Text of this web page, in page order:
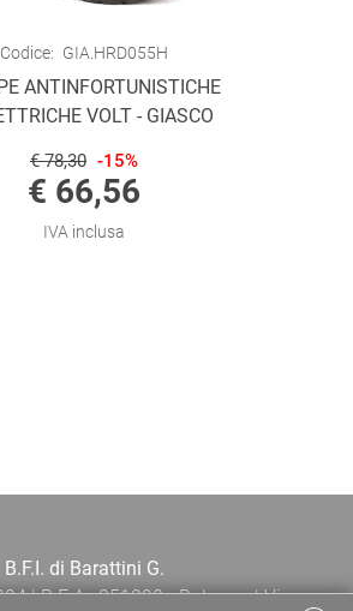
Codice: GIA.HRD055H
ANTINFORTUNISTICHE
VOLT - GIASCO
€ 78,30 -15%
€ 66,56
IVA inclusa
B.F.I. di Barattini G.
| R.E.A.: 351290 - Bologna | Via